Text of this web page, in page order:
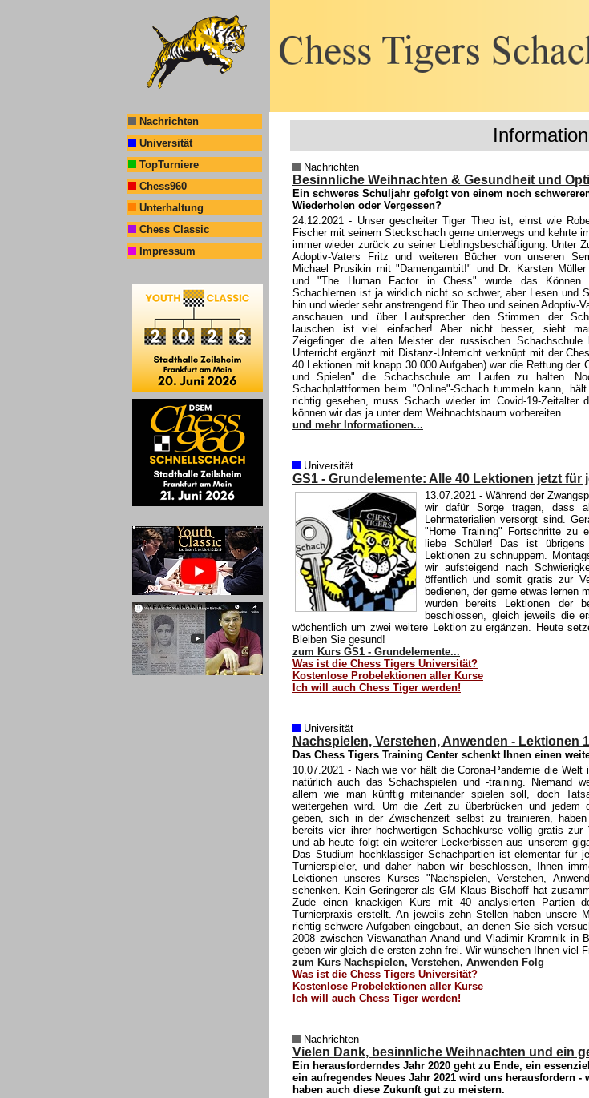
Nachrichten
Universität
TopTurniere
Chess960
Unterhaltung
Chess Classic
Impressum
Nachrichten
Besinnliche Weihnachten & Gesundheit und
Ein schweres Schuljahr gefolgt von einem noch
Wiederholen oder Vergessen?
24.12.2021 - Unser gescheiter Tiger Theo ist, einst wie
Fischer mit seinem Steckschach gerne unterwegs und kehrte
immer wieder zurück zu seiner Lieblingsbeschäftigung. Unter
Adoptiv-Vaters Fritz und weiteren Bücher von unseren
Michael Prusikin mit "Damengambit!" und Dr. Karsten
und "The Human Factor in Chess" wurde das Können
Schachlernen ist ja wirklich nicht so schwer, aber Lesen und
hin und wieder sehr anstrengend für Theo und seinen Adoptiv-
anschauen und über Lautsprecher den Stimmen der
lauschen ist viel einfacher! Aber nicht besser, sieht
Zeigefinger die alten Meister der russischen Schachschule
Unterricht ergänzt mit Distanz-Unterricht verknüpt mit der
40 Lektionen mit knapp 30.000 Aufgaben) war die Rettung
und Spielen" die Schachschule am Laufen zu halten.
Schachplattformen beim "Online"-Schach tummeln kann,
richtig gesehen, muss Schach wieder im Covid-19-Zeitalter
können wir das ja unter dem Weihnachtsbaum vorbereiten.
und mehr Informationen...
Universität
GS1 - Grundelemente: Alle 40 Lektionen jetzt für
13.07.2021 - Während der
wir dafür Sorge tragen, dass
Lehrmaterialien versorgt sind.
"Home Training" Fortschritte zu
liebe Schüler! Das ist
Lektionen zu schnuppern.
wir aufsteigend nach
öffentlich und somit gratis zur
bedienen, der gerne etwas lernen
wurden bereits Lektionen der
beschlossen, gleich jeweils die
wöchentlich um zwei weitere Lektion zu ergänzen. Heute
Bleiben Sie gesund!
zum Kurs GS1 - Grundelemente...
Was ist die Chess Tigers Universität?
Kostenlose Probelektionen aller Kurse
Ich will auch Chess Tiger werden!
Universität
Nachspielen, Verstehen, Anwenden - Lektionen
Das Chess Tigers Training Center schenkt Ihnen einen
10.07.2021 - Nach wie vor hält die Corona-Pandemie die Welt
natürlich auch das Schachspielen und -training. Niemand
allem wie man künftig miteinander spielen soll, doch
weitergehen wird. Um die Zeit zu überbrücken und jedem
geben, sich in der Zwischenzeit selbst zu trainieren,
bereits vier ihrer hochwertigen Schachkurse völlig gratis zur
und ab heute folgt ein weiterer Leckerbissen aus unserem
Das Studium hochklassiger Schachpartien ist elementar für
Turnierspieler, und daher haben wir beschlossen, Ihnen
Lektionen unseres Kurses "Nachspielen, Verstehen,
schenken. Kein Geringerer als GM Klaus Bischoff hat
Zude einen knackigen Kurs mit 40 analysierten Partien
Turnierpraxis erstellt. An jeweils zehn Stellen haben unsere
richtig schwere Aufgaben eingebaut, an denen Sie sich
2008 zwischen Viswanathan Anand und Vladimir Kramnik in
geben wir gleich die ersten zehn frei. Wir wünschen Ihnen viel
zum Kurs Nachspielen, Verstehen, Anwenden Folg
Was ist die Chess Tigers Universität?
Kostenlose Probelektionen aller Kurse
Ich will auch Chess Tiger werden!
Nachrichten
Vielen Dank, besinnliche Weihnachten und ein
Ein herausforderndes Jahr 2020 geht zu Ende, ein
ein aufregendes Neues Jahr 2021 wird uns herausfordern
haben auch diese Zukunft gut zu meistern.